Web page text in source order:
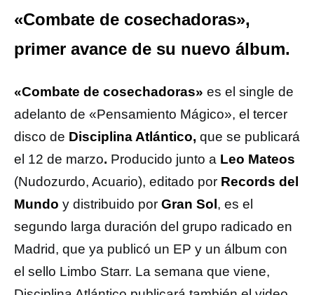
«Combate de cosechadoras»,
primer avance de su nuevo álbum.
«Combate de cosechadoras» es el single de
adelanto de «Pensamiento Mágico», el tercer
disco de Disciplina Atlántico, que se publicará
el 12 de marzo. Producido junto a Leo Mateos
(Nudozurdo, Acuario), editado por Records del
Mundo y distribuido por Gran Sol , es el
segundo larga duración del grupo radicado en
Madrid, que ya publicó un EP y un álbum con
el sello Limbo Starr. La semana que viene,